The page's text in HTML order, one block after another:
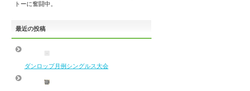
トーに奮闘中。
最近の投稿
ダンロップ月例シングルス大会